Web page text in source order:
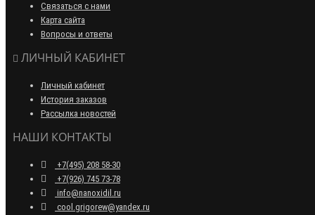
Связаться с нами
Карта сайта
Вопросы и ответы
ЛИЧНЫЙ КАБИНЕТ
Личный кабинет
История заказов
Рассылка новостей
НАШИ КОНТАКТЫ
+7(495) 208 58-30
+7(926) 745 73-78
info@nanoxidil.ru
cool.grigorew@yandex.ru